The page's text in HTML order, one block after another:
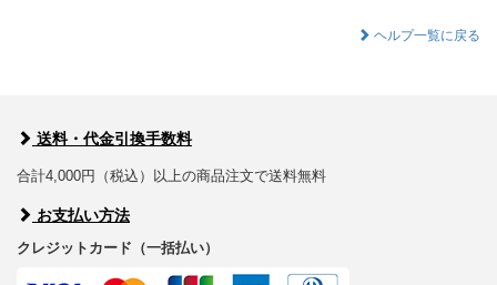
ヘルプ一覧に戻る
送料・代金引換手数料
合計4,000円（税込）以上の商品注文で送料無料
お支払い方法
クレジットカード（一括払い）